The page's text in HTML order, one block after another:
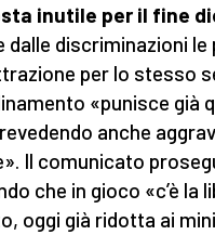
inutile per il fine
dalle discriminazioni le
per lo stesso
«punisce già
anche
Il comunicato
che in gioco «c’è la
oggi già ridotta ai